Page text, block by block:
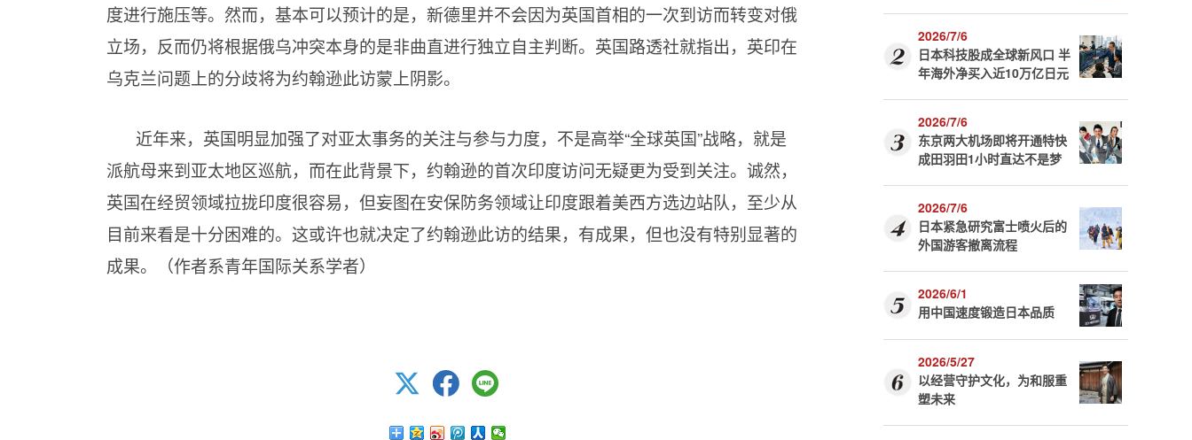
度进行施压等。然而，基本可以预计的是，新德里并不会因为英国首相的一次到访而转变对俄
立场，反而仍将根据俄乌冲突本身的是非曲直进行独立自主判断。英国路透社就指出，英印在
乌克兰问题上的分歧将为约翰逊此访蒙上阴影。
近年来，英国明显加强了对亚太事务的关注与参与力度，不是高举“全球英国”战略，就是
派航母来到亚太地区巡航，而在此背景下，约翰逊的首次印度访问无疑更为受到关注。诚然，
英国在经贸领域拉拢印度很容易，但妄图在安保防务领域让印度跟着美西方选边站队，至少从
目前来看是十分困难的。这或许也就决定了约翰逊此访的结果，有成果，但也没有特别显著的
成果。（作者系青年国际关系学者）
2026/7/6
日本科技股成全球新风口 半
年海外净买入近10万亿日元
2026/7/6
东京两大机场即将开通特快
成田羽田1小时直达不是梦
2026/7/6
日本紧急研究富士喷火后的
外国游客撤离流程
2026/6/1
用中国速度锻造日本品质
2026/5/27
以经营守护文化，为和服重
塑未来